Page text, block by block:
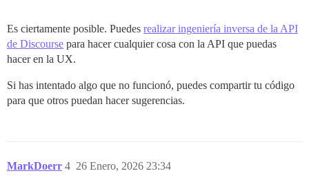
Es ciertamente posible. Puedes realizar ingeniería inversa de la API
de Discourse para hacer cualquier cosa con la API que puedas
hacer en la UX.
Si has intentado algo que no funcionó, puedes compartir tu código
para que otros puedan hacer sugerencias.
MarkDoerr 26 Enero, 2026 23:34
4